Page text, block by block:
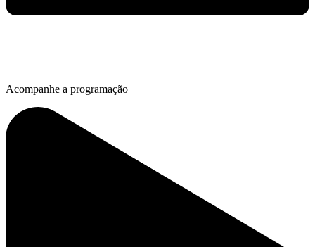
Acompanhe a programação